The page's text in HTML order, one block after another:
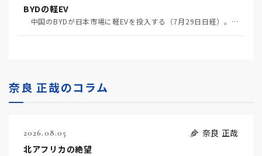
BYDの軽EV
中国のBYDが日本市場に軽EVを投入する（7月29日日経）。この報道について思うこと3つ。 一つ…
奈良 正哉のコラム
2026.08.05
奈良 正哉
北アフリカの絶望